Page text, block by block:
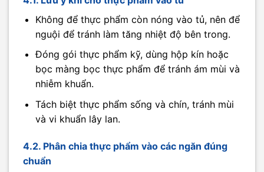
Không để thực phẩm còn nóng vào tủ, nên để
nguội để tránh làm tăng nhiệt độ bên trong.
Đóng gói thực phẩm kỹ, dùng hộp kín hoặc
bọc màng bọc thực phẩm để tránh ám mùi và
nhiễm khuẩn.
Tách biệt thực phẩm sống và chín, tránh mùi
và vi khuẩn lây lan.
4.2. Phân chia thực phẩm vào các ngăn đúng
chuẩn